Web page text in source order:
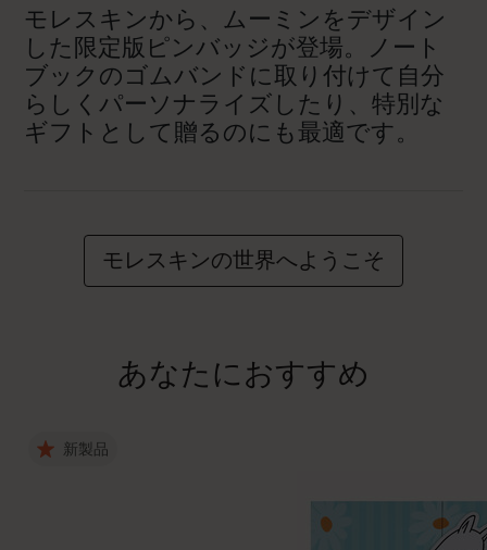
モレスキンから、ムーミンをデザイン
した限定版ピンバッジが登場。ノート
ブックのゴムバンドに取り付けて自分
らしくパーソナライズしたり、特別な
ギフトとして贈るのにも最適です。
モレスキンの世界へようこそ
あなたにおすすめ
新製品